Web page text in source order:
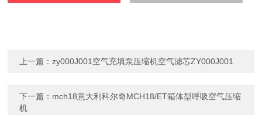
上一篇：zy000J001空气充填泵压缩机空气滤芯ZY000J001
下一篇： mch18意大利科尔奇MCH18/ET箱体型呼吸空气压缩
机